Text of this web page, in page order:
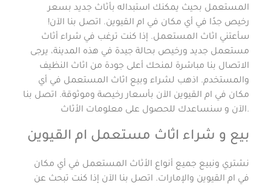
المستعمل بحيث يمكنك استبداله بأثاث جديد بسعر
رخيص جدًا في أي مكان في ام القيوين. اتصل بنا الآن!
سأعتني اثاث المستعمل. إذا كنت ترغب في شراء أثاث
مستعمل جديد ورخيص بحالة جيدة في هذه المدينة، يرجى
الاتصال بنا مباشرة لمنحك أعلى جودة من اثاث النظيف
والمستخدم. اذهب لشراء وبيع اثاث المستعمل في أي
مكان في ام القيوين الآن بأسعار رخيصة وموثوقة. اتصل بنا
الآن و سنساعدك للحصول على معلومات الأثاث.
بيع و شراء اثاث مستعمل ام القيوين
نشتري ونبيع جميع أنواع الأثاث المستعمل في أي مكان
في ام القيوين والإمارات. اتصل بنا الآن إذا كنت تبحث عن